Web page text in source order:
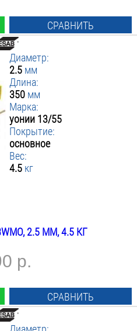
СРАВНИТЬ
Диаметр:
2.5 мм
Длина:
350 мм
Марка:
уонии 13/55
Покрытие:
основное
Вес:
4.5 кг
2.5 ММ, 4.5 КГ
р.
СРАВНИТЬ